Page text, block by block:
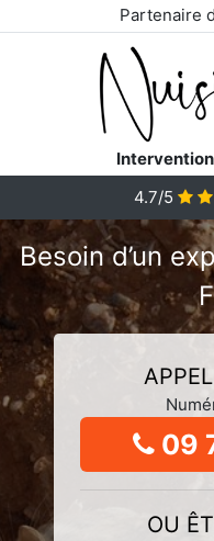
Partenaire
4.7/5
Besoin d’un
09
OU